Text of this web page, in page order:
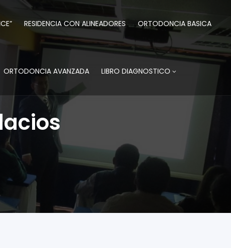
RESIDENCIA CON ALINEADORES ORTODONCIA BASICA
ORTODONCIA AVANZADA LIBRO DIAGNOSTICO